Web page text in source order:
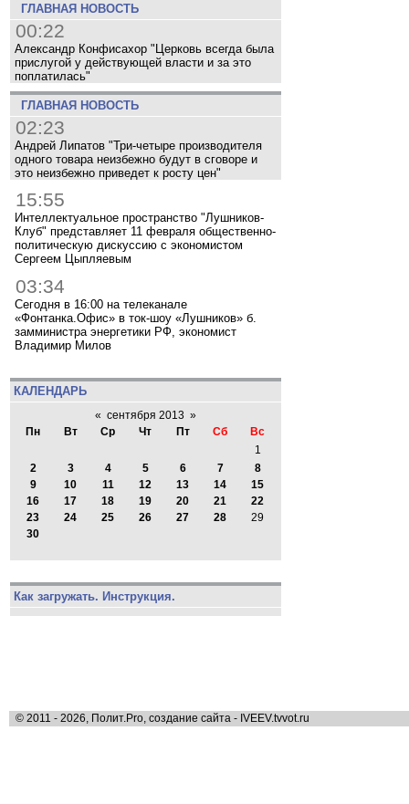
ГЛАВНАЯ НОВОСТЬ
00:22
Александр Конфисахор "Церковь всегда была
прислугой у действующей власти и за это
поплатилась"
ГЛАВНАЯ НОВОСТЬ
02:23
Андрей Липатов "Три-четыре производителя
одного товара неизбежно будут в сговоре и
это неизбежно приведет к росту цен"
15:55
Интеллектуальное пространство "Лушников-
Клуб" представляет 11 февраля общественно-
политическую дискуссию с экономистом
Сергеем Цыпляевым
03:34
Сегодня в 16:00 на телеканале
«Фонтанка.Офис» в ток-шоу «Лушников» б.
замминистра энергетики РФ, экономист
Владимир Милов
КАЛЕНДАРЬ
« сентября 2013 »
Пн
Вт Ср Чт Пт Сб
Вс
1
2
3 4 5 6 7
8
9
10 11 12 13 14
15
16
17 18 19 20 21
22
23
24 25 26 27 28
29
30
Как загружать. Инструкция.
© 2011 - 2026, Полит.Pro, создание сайта - IVEEV.tvvot.ru